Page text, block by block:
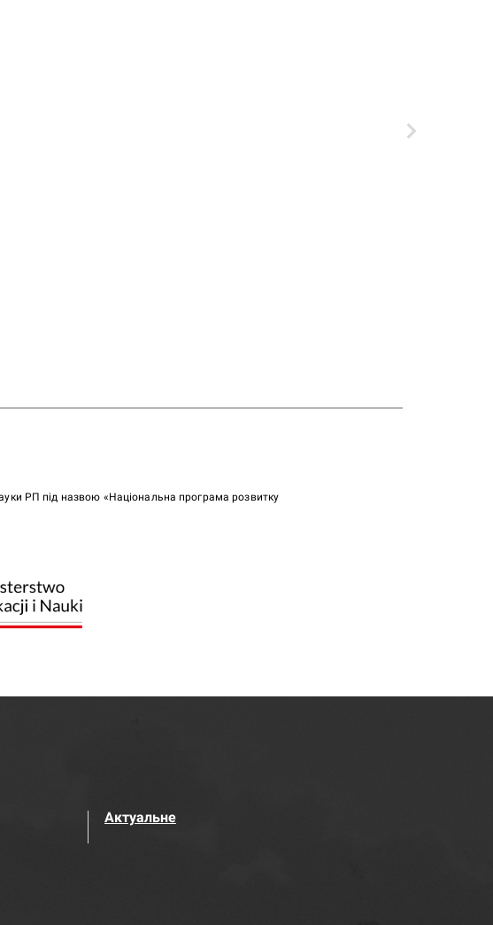
РП під назвою «Національна програма розвитку
Актуальне